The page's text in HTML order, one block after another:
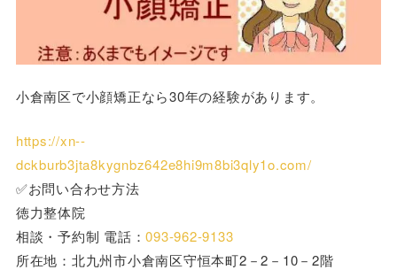
小倉南区で小顔矯正なら30年の経験があります。
https://xn--
dckburb3jta8kygnbz642e8hi9m8bi3qly1o.com/
✅お問い合わせ方法
徳力整体院
相談・予約制 電話：093-962-9133
所在地：北九州市小倉南区守恒本町2－2－10－2階